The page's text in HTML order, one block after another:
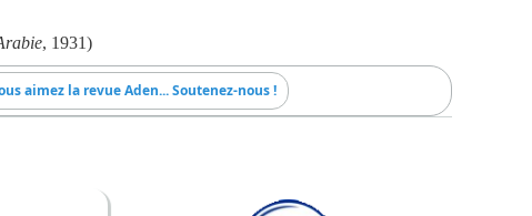
, 1931)
aimez la revue Aden... Soutenez-nous !